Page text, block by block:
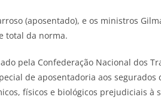
(aposentado), e os ministros
total da norma.
pela Confederação Nacional dos
de aposentadoria aos
físicos e biológicos prejudiciais à